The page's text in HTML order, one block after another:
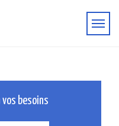
vos besoins